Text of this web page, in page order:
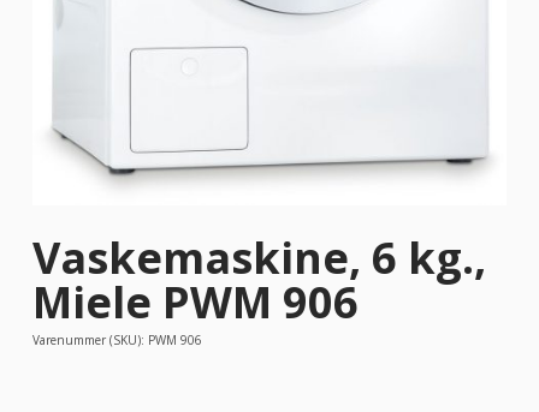
Vaskemaskine, 6 kg.,
Miele PWM 906
Varenummer (SKU): PWM 906